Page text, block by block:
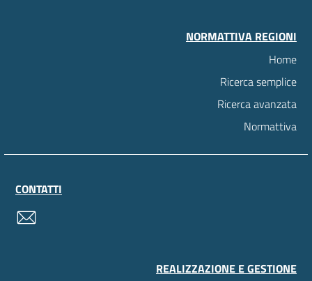
NORMATTIVA REGIONI
Home
Ricerca semplice
Ricerca avanzata
Normattiva
CONTATTI
REALIZZAZIONE E GESTIONE